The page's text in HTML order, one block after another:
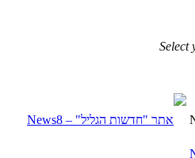
Select